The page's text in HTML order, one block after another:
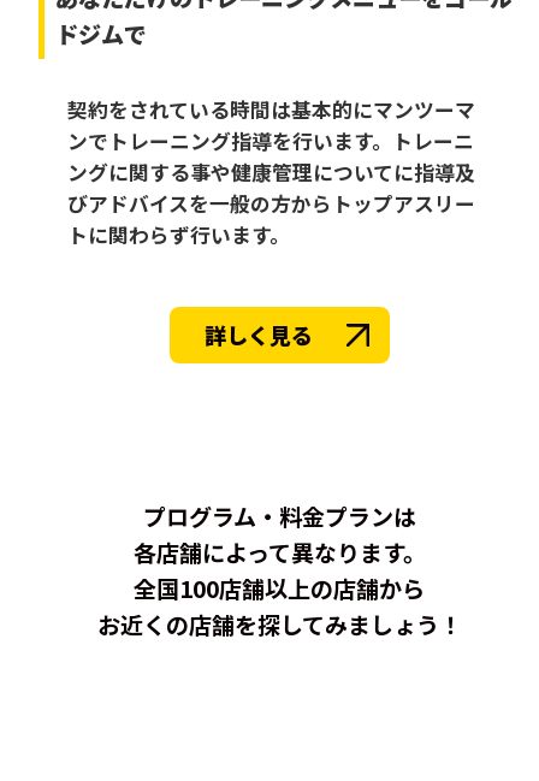
ドジムで
契約をされている時間は基本的にマンツーマ
ンでトレーニング指導を行います。トレーニ
ングに関する事や健康管理についてに指導及
びアドバイスを一般の方からトップアスリー
トに関わらず行います。
詳しく見る
プログラム・料金プランは
各店舗によって異なります。
全国100店舗以上の店舗から
お近くの店舗を探してみましょう！